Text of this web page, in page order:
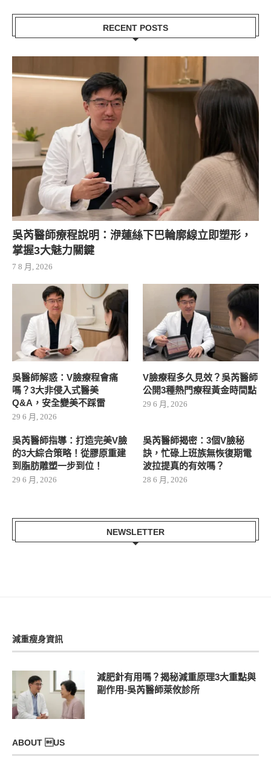
RECENT POSTS
吳芮醫師療程說明：洢蓮絲下巴輪廓線立即塑形，
掌握3大魅力關鍵
7 8 月, 2026
吳醫師解惑：V臉療程會痛
嗎？3大非侵入式醫美
Q&A，安全變美不踩雷
29 6 月, 2026
V臉療程多久見效？吳芮醫師
公開3種熱門療程黃金時間點
29 6 月, 2026
吳芮醫師指導：打造完美V臉
的3大綜合策略！從膠原重建
到脂肪雕塑一步到位！
29 6 月, 2026
吳芮醫師揭密：3個V臉秘
訣，忙碌上班族無恢復期電
波拉提真的有效嗎？
28 6 月, 2026
NEWSLETTER
減重瘦身資訊
減肥針有用嗎？揭秘減重原理3大重點與
副作用-吳芮醫師萊攸診所
ABOUT US